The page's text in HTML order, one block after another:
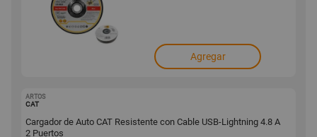
Agregar
ARTOS
CAT
Cargador de Auto CAT Resistente con Cable USB-Lightning 4.8 A
2 Puertos